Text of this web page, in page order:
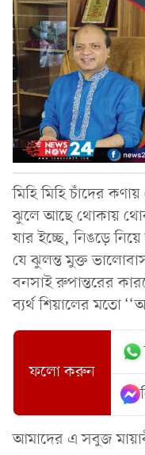
মিহি মিহি চাঁদের
ঝুলে আছে থোকায়
যার ইচ্ছে, নিঙড়ে
যে ঝুলন্ত মুক্ত
বনসাই রুপান্তরের
ব্যর্থ শিয়ালের মতো
ফলো করুন
আমাদের এ সবুজ